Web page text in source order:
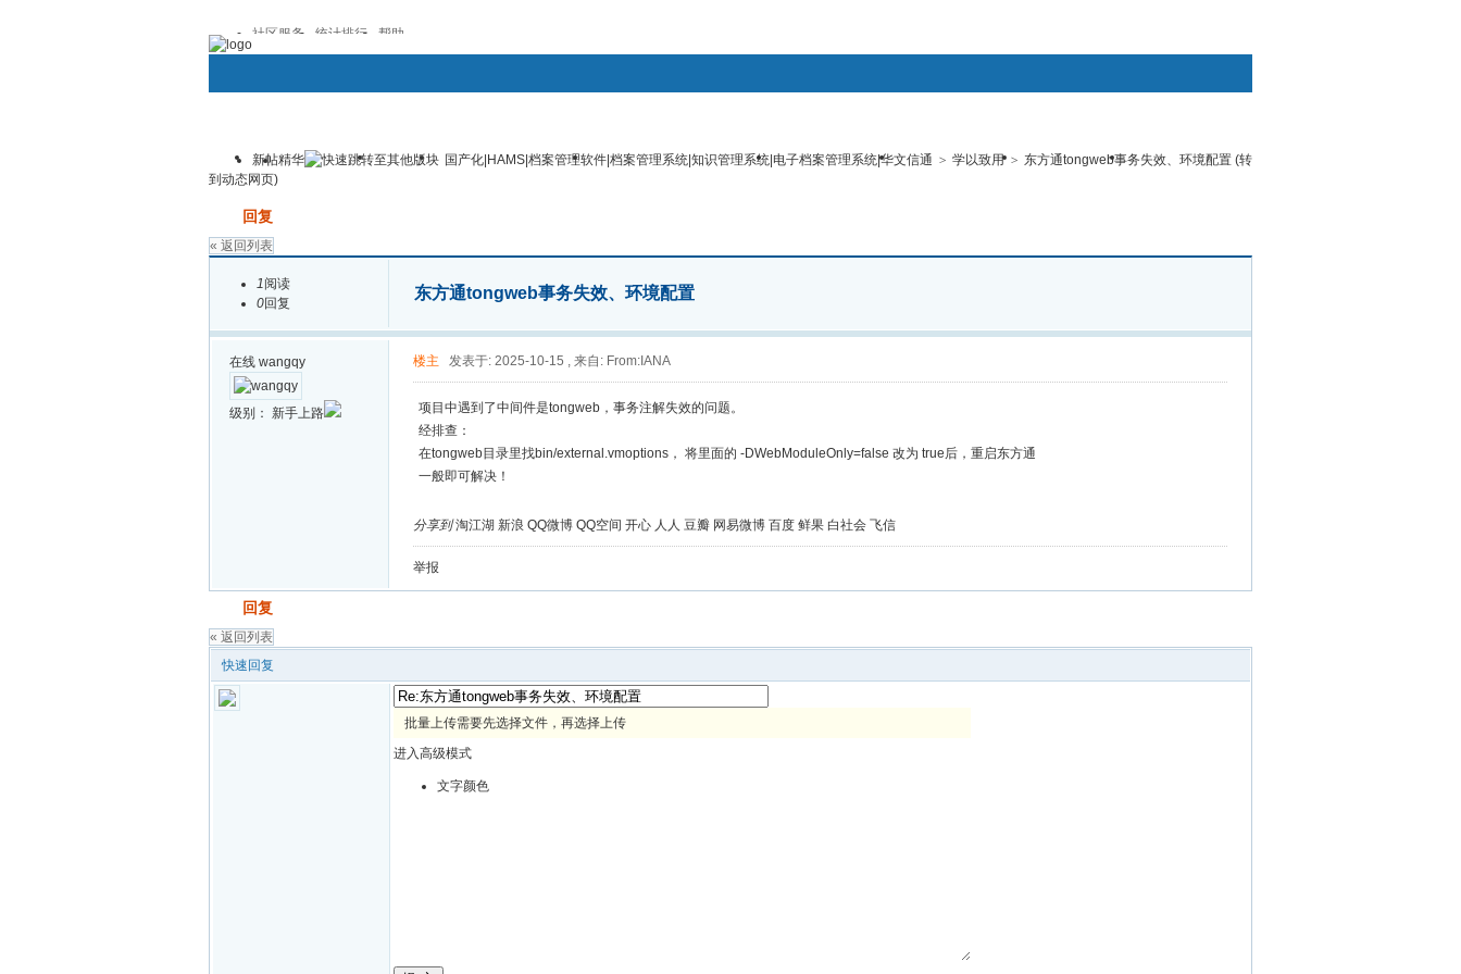
社区服务 统计排行 帮助
华文档案官网 论坛 档案管理系统专区 人事档案管理系统专区 档案业务专区 档案工作交流 办公软件区 投诉与建议
搜索
新帖精华 国产化|HAMS|档案管理软件|档案管理系统|知识管理系统|电子档案管理系统|华文信通 > 学以致用 > 东方通tongweb事务失效、环境配置 (转
到动态网页)
回复
« 返回列表
1阅读
0回复
东方通tongweb事务失效、环境配置
在线 wangqy
级别： 新手上路
楼主 发表于: 2025-10-15 , 来自: From:IANA
项目中遇到了中间件是tongweb，事务注解失效的问题。
经排查：
在tongweb目录里找bin/external.vmoptions， 将里面的 -DWebModuleOnly=false 改为 true后，重启东方通
一般即可解决！
分享到 淘江湖 新浪 QQ微博 QQ空间 开心 人人 豆瓣 网易微博 百度 鲜果 白社会 飞信
举报
回复
« 返回列表
快速回复
批量上传需要先选择文件，再选择上传
进入高级模式
文字颜色